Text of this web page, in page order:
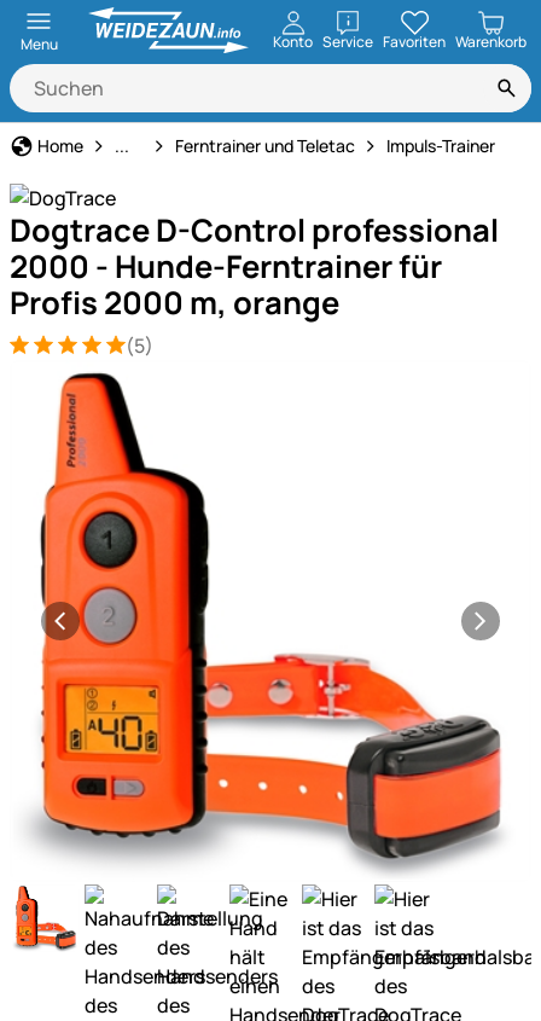
Menu Konto ServiceöffnenFavoriten Warenkorb
Home Hundeerziehung & Ferntrainer
... Ferntrainer und Teletac Impuls-Trainer
Dogtrace D-Control professional
2000 - Hunde-Ferntrainer für
Profis 2000 m, orange
Bewertung: 5 von 5 (5 Bewertungen)
5 Bewertungen
(5)
Produktgalerie